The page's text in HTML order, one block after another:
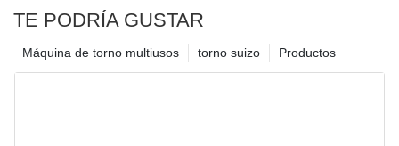
TE PODRÍA GUSTAR
Productos
torno suizo
Máquina de torno multiusos